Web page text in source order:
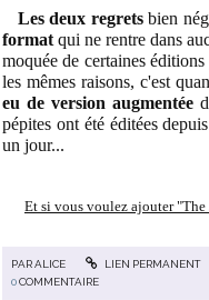
Les deux regretsbien
format qui ne rentre dans
moquée de certaines
les mêmes raisons, c'est
eu de version augmentée
pépites ont été éditées
un jour...
Et si vous voulez ajouter "The
PARALICE LIEN PERMANENT
0COMMENTAIRE